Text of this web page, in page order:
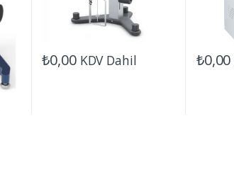
₺0,00 KDV Dahil ₺0,00